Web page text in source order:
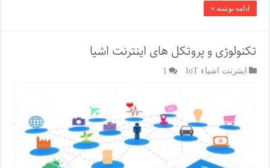
ادامه نوشته »
تکنولوژی و پروتکل های اینترنت اشیا
اینترنت اشیاء IoT 1